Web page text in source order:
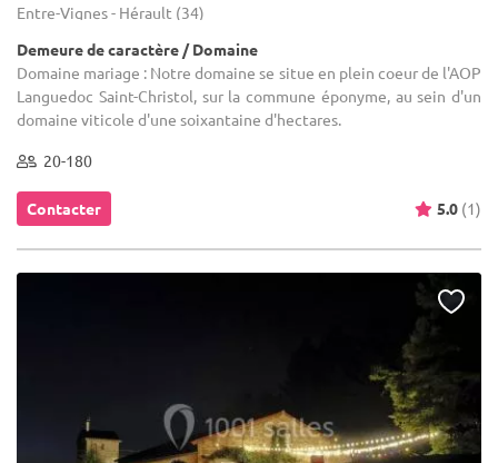
Entre-Vignes - Hérault (34)
Demeure de caractère / Domaine
Domaine mariage : Notre domaine se situe en plein coeur de l'AOP
Languedoc Saint-Christol, sur la commune éponyme, au sein d'un
domaine viticole d'une soixantaine d'hectares.
20-180
Contacter 5.0 (1)